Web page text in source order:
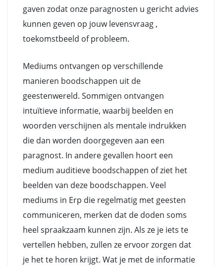
gaven zodat onze paragnosten u gericht advies
kunnen geven op jouw levensvraag ,
toekomstbeeld of probleem.
Mediums ontvangen op verschillende
manieren boodschappen uit de
geestenwereld. Sommigen ontvangen
intuïtieve informatie, waarbij beelden en
woorden verschijnen als mentale indrukken
die dan worden doorgegeven aan een
paragnost. In andere gevallen hoort een
medium auditieve boodschappen of ziet het
beelden van deze boodschappen. Veel
mediums in Erp die regelmatig met geesten
communiceren, merken dat de doden soms
heel spraakzaam kunnen zijn. Als ze je iets te
vertellen hebben, zullen ze ervoor zorgen dat
je het te horen krijgt. Wat je met de informatie